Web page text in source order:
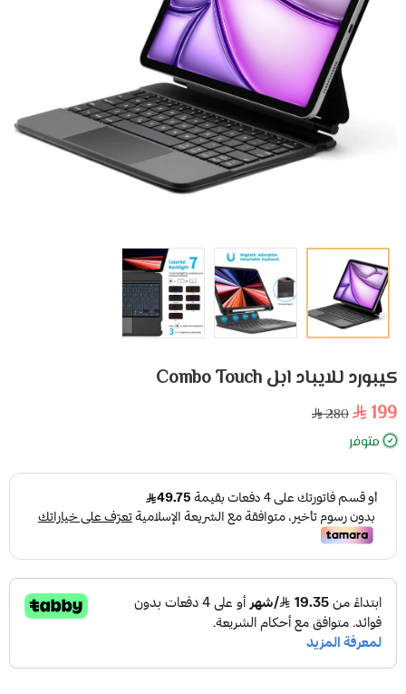
كيبورد للايباد ابل Combo Touch
199
280
متوفر